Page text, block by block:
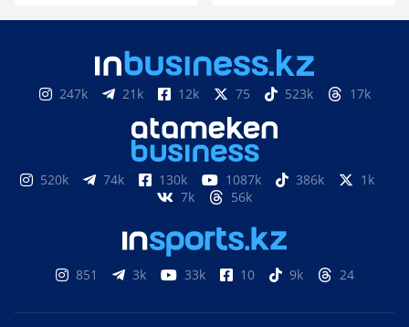
247k 21k 12k 75 523k 17k
520k 74k 130k 1087k 386k
1k
7k
56k
851 3k 33k 10 9k 24